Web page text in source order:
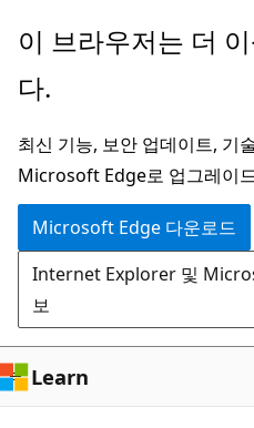
주
콘
츠
로
건
너
뛰
기
이 브라우저는 더
다.
최신 기능, 보안 업데이트, 기
Microsoft Edge로 업그레이
Microsoft Edge 다운로드
Internet Explorer 및
보
Learn